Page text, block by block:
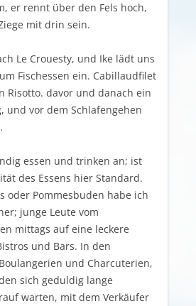
er rennt über den Fels hoch,
mit drin sein.
Le Crouesty, und Ike lädt uns
Fischessen ein. Cabillaudfilet
Risotto. davor und danach ein
und vor dem Schlafengehen
essen und trinken an; ist
des Essens hier Standard.
oder Pommesbuden habe ich
junge Leute vom
mittags auf eine leckere
und Bars. In den
und Charcuterien,
sich geduldig lange
warten, mit dem Verkäufer